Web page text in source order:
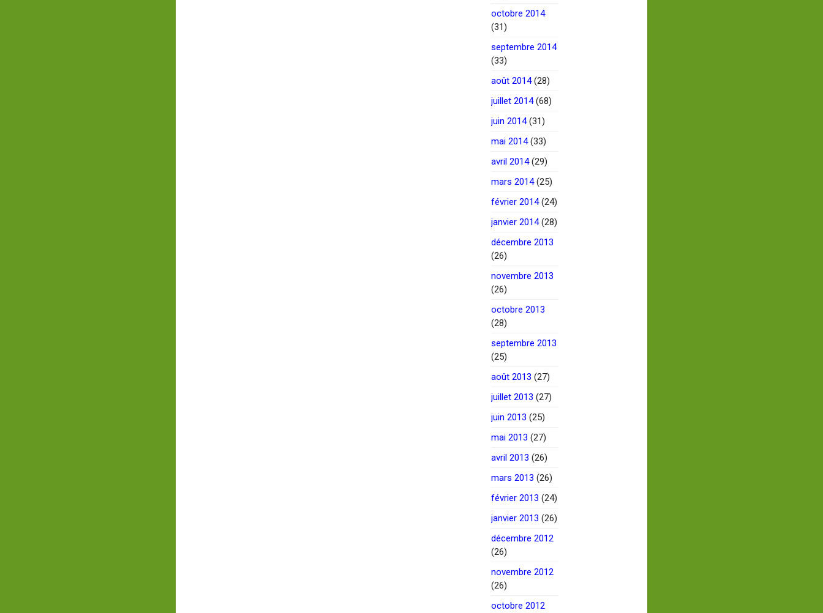
octobre 2014
(31)
septembre 2014
(33)
août 2014(28)
juillet 2014(68)
juin 2014(31)
mai 2014(33)
avril 2014(29)
mars 2014(25)
février 2014(24)
janvier 2014(28)
décembre 2013
(26)
novembre 2013
(26)
octobre 2013
(28)
septembre 2013
(25)
août 2013 (27)
juillet 2013 (27)
juin 2013 (25)
mai 2013 (27)
avril 2013 (26)
mars 2013 (26)
février 2013 (24)
janvier 2013 (26)
décembre 2012
(26)
novembre 2012
(26)
octobre 2012